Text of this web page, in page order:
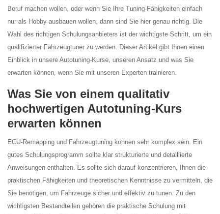
Beruf machen wollen, oder wenn Sie Ihre Tuning-Fähigkeiten einfach
nur als Hobby ausbauen wollen, dann sind Sie hier genau richtig. Die
Wahl des richtigen Schulungsanbieters ist der wichtigste Schritt, um ein
qualifizierter Fahrzeugtuner zu werden. Dieser Artikel gibt Ihnen einen
Einblick in unsere Autotuning-Kurse, unseren Ansatz und was Sie
erwarten können, wenn Sie mit unseren Experten trainieren.
Was Sie von einem qualitativ
hochwertigen Autotuning-Kurs
erwarten können
ECU-Remapping und Fahrzeugtuning können sehr komplex sein. Ein
gutes Schulungsprogramm sollte klar strukturierte und detaillierte
Anweisungen enthalten. Es sollte sich darauf konzentrieren, Ihnen die
praktischen Fähigkeiten und theoretischen Kenntnisse zu vermitteln, die
Sie benötigen, um Fahrzeuge sicher und effektiv zu tunen. Zu den
wichtigsten Bestandteilen gehören die praktische Schulung mit